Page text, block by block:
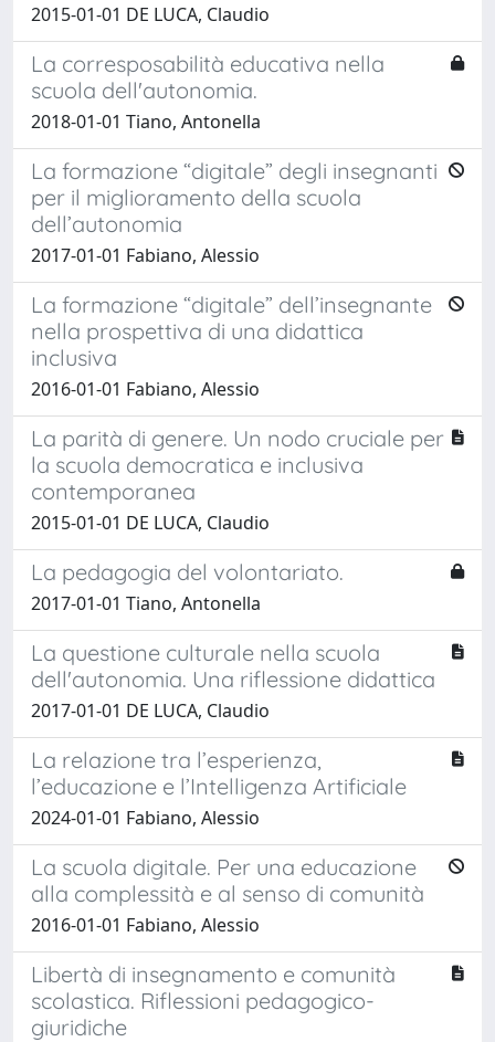
2015-01-01 DE LUCA, Claudio
La corresposabilità educativa nella
scuola dell'autonomia.
2018-01-01 Tiano, Antonella
La formazione “digitale” degli insegnanti
per il miglioramento della scuola
dell’autonomia
2017-01-01 Fabiano, Alessio
La formazione “digitale” dell’insegnante
nella prospettiva di una didattica
inclusiva
2016-01-01 Fabiano, Alessio
La parità di genere. Un nodo cruciale per
la scuola democratica e inclusiva
contemporanea
2015-01-01 DE LUCA, Claudio
La pedagogia del volontariato.
2017-01-01 Tiano, Antonella
La questione culturale nella scuola
dell'autonomia. Una riflessione didattica
2017-01-01 DE LUCA, Claudio
La relazione tra l’esperienza,
l’educazione e l’Intelligenza Artificiale
2024-01-01 Fabiano, Alessio
La scuola digitale. Per una educazione
alla complessità e al senso di comunità
2016-01-01 Fabiano, Alessio
Libertà di insegnamento e comunità
scolastica. Riflessioni pedagogico-
giuridiche